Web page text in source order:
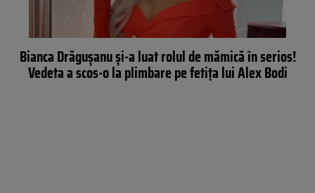
Bianca Drăgușanu și-a luat rolul de mămică în serios!
Vedeta a scos-o la plimbare pe fetița lui Alex Bodi